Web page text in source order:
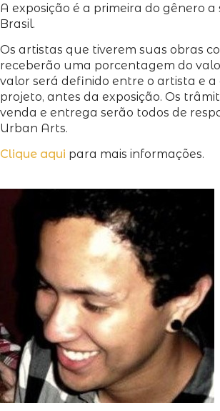
A exposição é a primeira do gênero
Brasil.
Os artistas que tiverem suas obras
receberão uma porcentagem do
valor será definido entre o artista e a
projeto, antes da exposição. Os
venda e entrega serão todos de
Urban Arts.
Clique aqui para mais informações.